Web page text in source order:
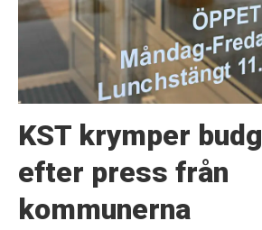
KST krymper
efter press från
kommunerna